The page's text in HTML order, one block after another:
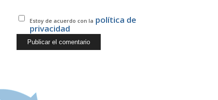
Estoy de acuerdo con la política de
privacidad